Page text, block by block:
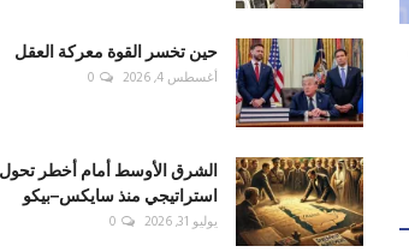
حين تخسر القوة معركة العقل
أغسطس 4, 2026 0
الشرق الأوسط أمام أخطر تحول
استراتيجي منذ سايكس–بيكو
يوليو 31, 2026 0